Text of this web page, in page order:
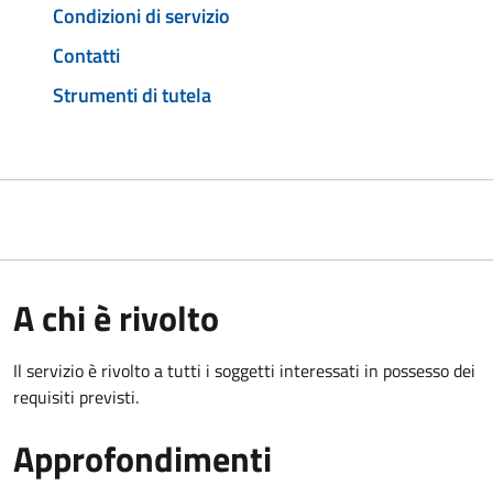
Condizioni di servizio
Contatti
Strumenti di tutela
A chi è rivolto
Il servizio è rivolto a tutti i soggetti interessati in possesso dei
requisiti previsti.
Approfondimenti